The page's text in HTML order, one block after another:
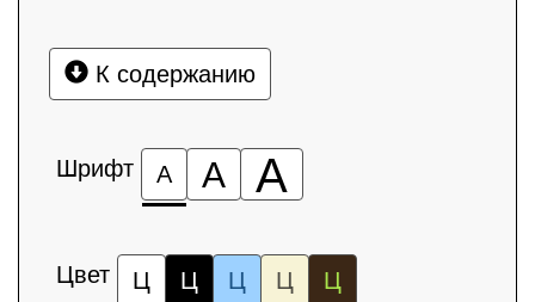
К содержанию
Шрифт А А А
Цвет Ц Ц Ц Ц Ц